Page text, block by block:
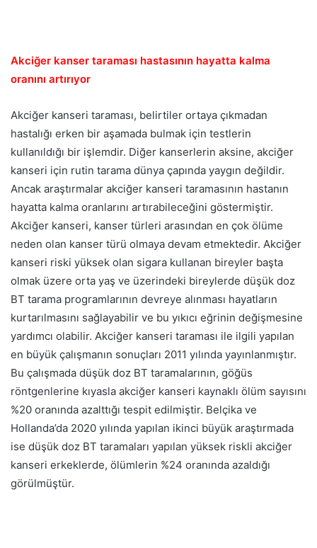
Akciğer kanser taraması hastasının hayatta kalma
oranını artırıyor
Akciğer kanseri taraması, belirtiler ortaya çıkmadan
hastalığı erken bir aşamada bulmak için testlerin
kullanıldığı bir işlemdir. Diğer kanserlerin aksine, akciğer
kanseri için rutin tarama dünya çapında yaygın değildir.
Ancak araştırmalar akciğer kanseri taramasının hastanın
hayatta kalma oranlarını artırabileceğini göstermiştir.
Akciğer kanseri, kanser türleri arasından en çok ölüme
neden olan kanser türü olmaya devam etmektedir. Akciğer
kanseri riski yüksek olan sigara kullanan bireyler başta
olmak üzere orta yaş ve üzerindeki bireylerde düşük doz
BT tarama programlarının devreye alınması hayatların
kurtarılmasını sağlayabilir ve bu yıkıcı eğrinin değişmesine
yardımcı olabilir. Akciğer kanseri taraması ile ilgili yapılan
en büyük çalışmanın sonuçları 2011 yılında yayınlanmıştır.
Bu çalışmada düşük doz BT taramalarının, göğüs
röntgenlerine kıyasla akciğer kanseri kaynaklı ölüm sayısını
%20 oranında azalttığı tespit edilmiştir. Belçika ve
Hollanda’da 2020 yılında yapılan ikinci büyük araştırmada
ise düşük doz BT taramaları yapılan yüksek riskli akciğer
kanseri erkeklerde, ölümlerin %24 oranında azaldığı
görülmüştür.